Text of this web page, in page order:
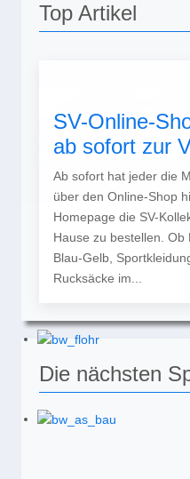
Top Artikel
SV-Online-
ab sofort zur
Ab sofort hat jeder die
über den Online-Shop
Homepage die SV-
Hause zu bestellen. Ob
Blau-Gelb,
Rucksäcke im...
Die nächsten